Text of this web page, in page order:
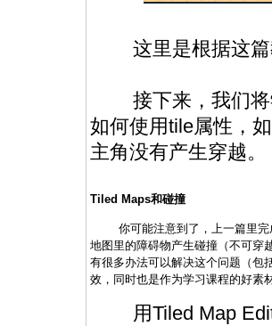
这里是根据这篇
接下来，我们将
如何使用tile属性，
主角没有产生穿越。
Tiled Maps和碰撞
你可能注意到了，上一篇里完成
地图里的障碍物产生碰撞（不可穿
有很多办法可以解决这个问题（包
效，同时也是作为学习课程的好素
用Tiled Map